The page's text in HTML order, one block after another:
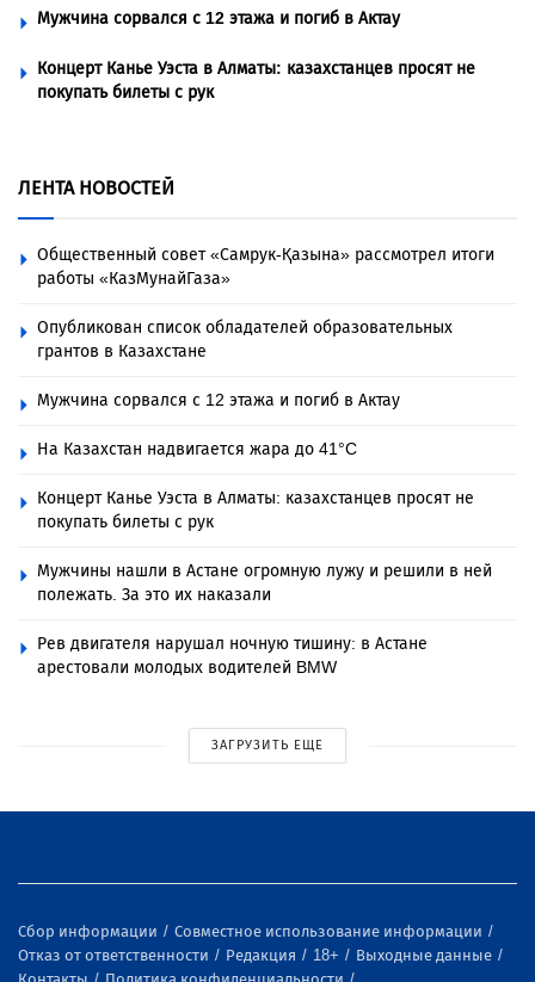
Мужчина сорвался с 12 этажа и погиб в Актау
Концерт Канье Уэста в Алматы: казахстанцев просят не
покупать билеты с рук
ЛЕНТА НОВОСТЕЙ
Общественный совет «Самрук-Қазына» рассмотрел итоги
работы «КазМунайГаза»
Опубликован список обладателей образовательных
грантов в Казахстане
Мужчина сорвался с 12 этажа и погиб в Актау
На Казахстан надвигается жара до 41°C
Концерт Канье Уэста в Алматы: казахстанцев просят не
покупать билеты с рук
Мужчины нашли в Астане огромную лужу и решили в ней
полежать. За это их наказали
Рев двигателя нарушал ночную тишину: в Астане
арестовали молодых водителей BMW
ЗАГРУЗИТЬ ЕЩЕ
Сбор информации
Совместное использование информации
Отказ от ответственности
Редакция 18+
Выходные данные